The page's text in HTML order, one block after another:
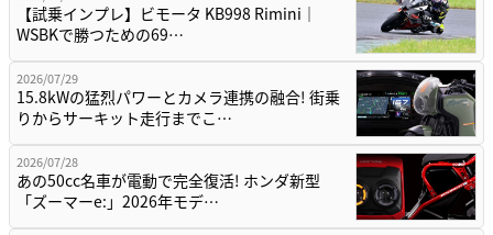
【試乗インプレ】ビモータ KB998 Rimini｜
WSBKで勝つための69…
2026/07/29
15.8kWの猛烈パワーとカメラ連携の融合! 街乗
りからサーキット走行までこ…
2026/07/28
あの50cc名車が電動で完全復活! ホンダ新型
「ズーマーe:」2026年モデ…